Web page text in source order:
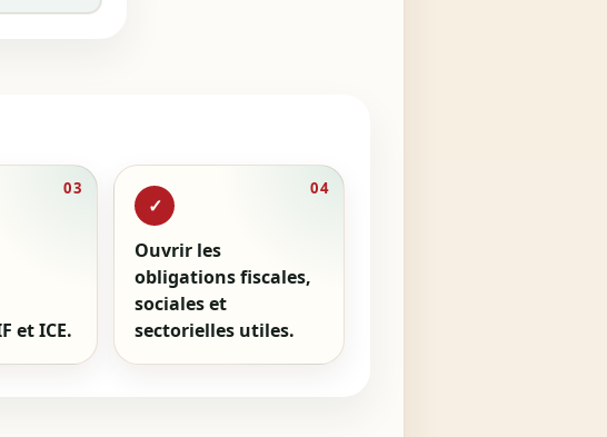
03
et ICE.
✓
04
Ouvrir les
obligations fiscales,
sociales et
sectorielles utiles.